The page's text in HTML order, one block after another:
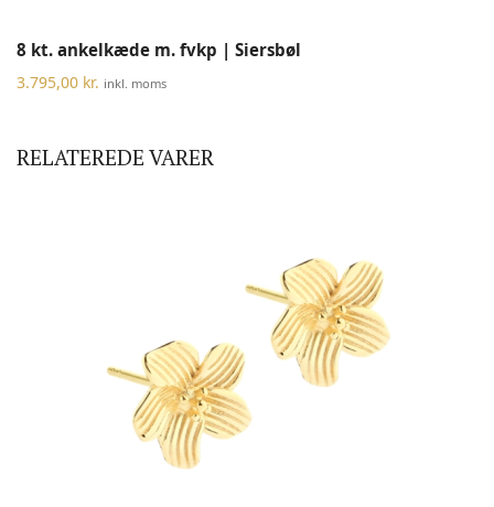
8 kt. ankelkæde m. fvkp | Siersbøl
3.795,00 kr. inkl. moms
RELATEREDE VARER